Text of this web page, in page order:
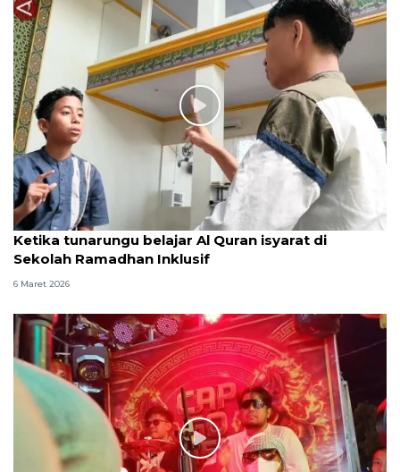
Ketika tunarungu belajar Al Quran isyarat di
Sekolah Ramadhan Inklusif
6 Maret 2026